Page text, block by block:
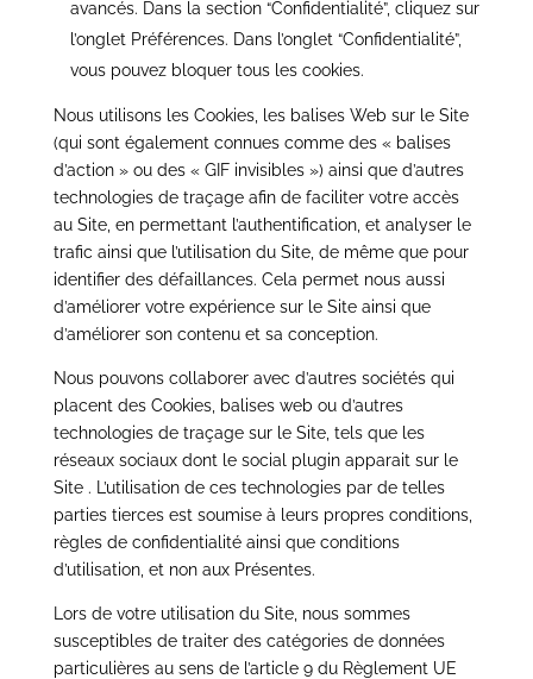
avancés. Dans la section “Confidentialité”, cliquez sur
’onglet Préférences. Dans l ’onglet “Confidentialité”,
vous pouvez bloquer tous les cookies.
Nous utilisons les Cookies, les balises Web sur le Site
(qui sont également connues comme des « balises
d’action » ou des « GIF invisibles ») ainsi que d’autres
technologies de traçage afin de faciliter votre accès
au Site, en permettant l’authentification, et analyser le
trafic ainsi que l’utilisation du Site, de même que pour
identifier des défaillances. Cela permet nous aussi
d’améliorer votre expérience sur le Site ainsi que
d’améliorer son contenu et sa conception.
Nous pouvons collaborer avec d’autres sociétés qui
placent des Cookies, balises web ou d’autres
technologies de traçage sur le Site, tels que les
réseaux sociaux dont le social plugin apparait sur le
Site . L’utilisation de ces technologies par de telles
parties tierces est soumise à leurs propres conditions,
règles de confidentialité ainsi que conditions
d’utilisation, et non aux Présentes.
Lors de votre utilisation du Site, nous sommes
susceptibles de traiter des catégories de données
particulières au sens de l’article 9 du Règlement UE